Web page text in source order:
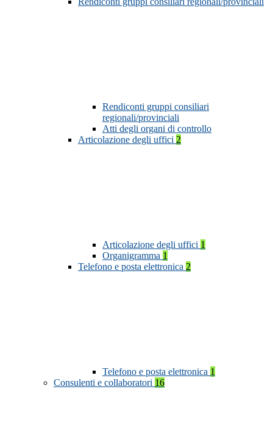
Rendiconti gruppi consiliari
regionali/provinciali
Atti degli organi di controllo
Articolazione degli uffici 2
Articolazione degli uffici 1
Organigramma 1
Telefono e posta elettronica 2
Telefono e posta elettronica 1
Consulenti e collaboratori 16